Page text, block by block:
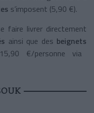
s’imposent (5,90 €).
faire livrer directement
ainsi que des beignets
€/personne via